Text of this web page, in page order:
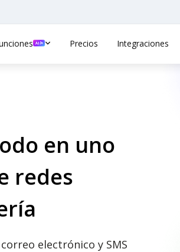
Precios Integraciones
en uno
redes
electrónico y SMS